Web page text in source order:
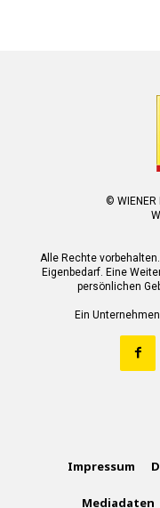
© WIENER
Alle Rechte
Eigenbedarf. Eine
persönlichen
Ein
Impressum
Mediadaten